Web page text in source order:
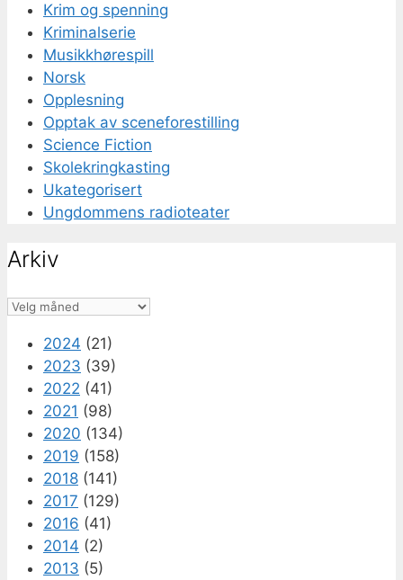
Krim og spenning
Kriminalserie
Musikkhørespill
Norsk
Opplesning
Opptak av sceneforestilling
Science Fiction
Skolekringkasting
Ukategorisert
Ungdommens radioteater
Arkiv
Arkiv
2024 (21)
2023 (39)
2022 (41)
2021 (98)
2020 (134)
2019 (158)
2018 (141)
2017 (129)
2016 (41)
2014 (2)
2013 (5)